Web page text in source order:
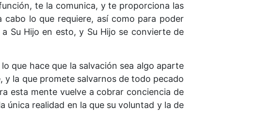
te la comunica, y te proporciona las
lo que requiere, así como para poder
Su Hijo en esto, y Su Hijo se convierte de
que hace que la salvación sea algo aparte
y la que promete salvarnos de todo pecado
esta mente vuelve a cobrar conciencia de
única realidad en la que su voluntad y la de